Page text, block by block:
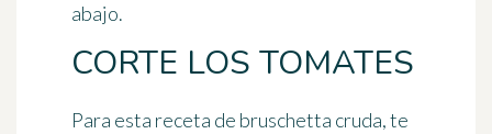
abajo.
CORTE LOS TOMATES
Para esta receta de bruschetta cruda, te